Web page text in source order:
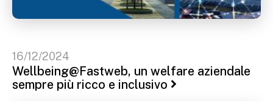
16/12/2024
Wellbeing@Fastweb, un welfare aziendale
sempre più ricco e inclusivo